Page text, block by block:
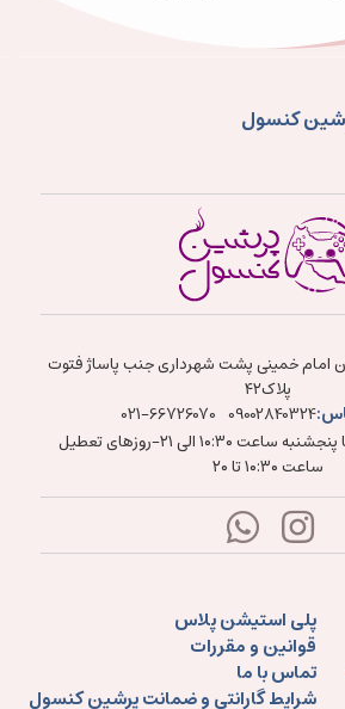
کنسول
امام خمینی پشت شهرداری جنب پاساژ فتوت
پلاک۴۲
09002840324
021-66726070
شنبه تا پنجشنبه ساعت ۱۰:۳۰ الی ۲۱-روزهای تعطیل
ساعت ۱۰:۳۰ تا ۲۰
پلی استیشن پلاس
قوانین و مقررات
تماس با ما
شرایط گارانتی و ضمانت پرشین کنسول